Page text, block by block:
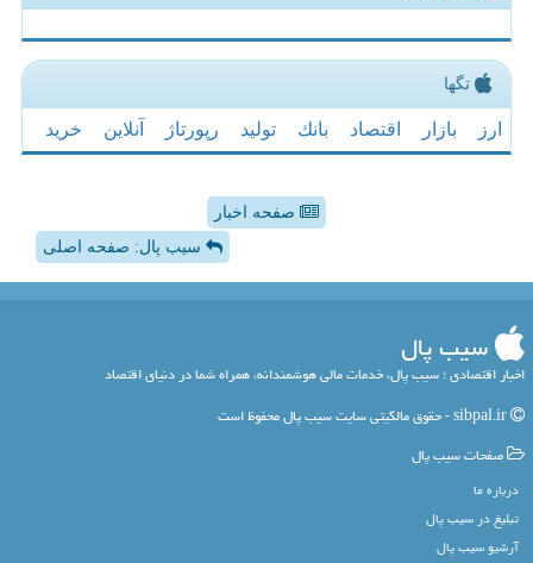
تگها
ارز بازار اقتصاد بانك تولید رپورتاژ آنلاین خرید
صفحه اخبار
سیب پال: صفحه اصلی
سیب پال
اخبار اقتصادی ؛ سیب پال، خدمات مالی هوشمندانه، همراه شما در دنیای اقتصاد
صفحات سیب پال
درباره ما
تبلیغ در سیب پال
آرشیو سیب پال